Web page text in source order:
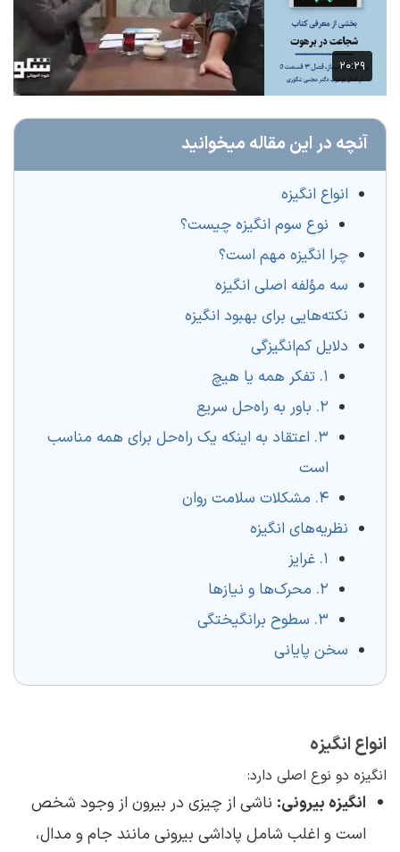
آنچه در این مقاله میخوانید
انواع انگیزه
نوع سوم انگیزه چیست؟
چرا انگیزه مهم است؟
سه مؤلفه‌ اصلی انگیزه
نکته‌هایی برای بهبود انگیزه
دلایل کم‌انگیزگی
۱. تفکر همه یا هیچ
۲. باور به راه‌حل سریع
۳. اعتقاد به اینکه یک راه‌حل برای همه مناسب
است
۴. مشکلات سلامت روان
نظریه‌های انگیزه
۱. غرایز
۲. محرک‌ها و نیازها
۳. سطوح برانگیختگی
سخن پایانی
انواع انگیزه
انگیزه دو نوع اصلی دارد:
انگیزه بیرونی: ناشی از چیزی در بیرون از وجود شخص
است و اغلب شامل پاداشی بیرونی مانند جام و مدال،